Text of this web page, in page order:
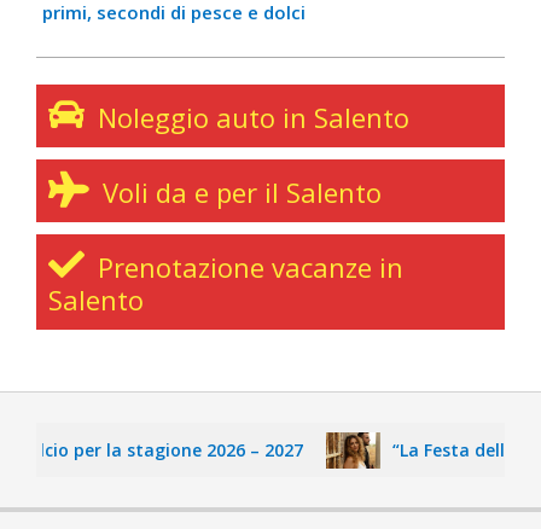
primi, secondi di pesce e dolci
Noleggio auto in Salento
Voli da e per il Salento
Prenotazione vacanze in
Salento
per la stagione 2026 – 2027 “La Festa delle